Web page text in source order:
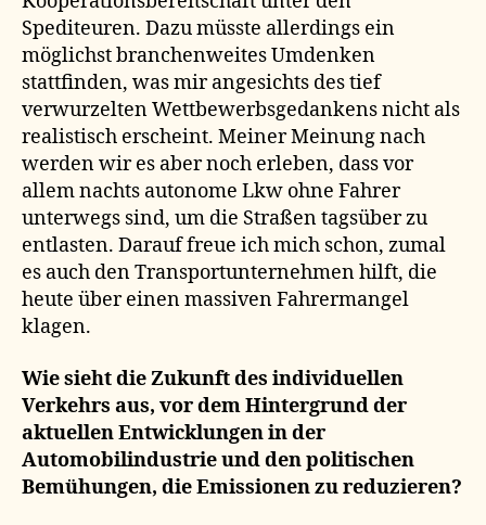
Spediteuren. Dazu müsste allerdings ein
möglichst branchenweites Umdenken
stattfinden, was mir angesichts des tief
verwurzelten Wettbewerbsgedankens nicht als
realistisch erscheint. Meiner Meinung nach
werden wir es aber noch erleben, dass vor
allem nachts autonome Lkw ohne Fahrer
unterwegs sind, um die Straßen tagsüber zu
entlasten. Darauf freue ich mich schon, zumal
es auch den Transportunternehmen hilft, die
heute über einen massiven Fahrermangel
klagen.
Wie sieht die Zukunft des individuellen
Verkehrs aus, vor dem Hintergrund der
aktuellen Entwicklungen in der
Automobilindustrie und den politischen
Bemühungen, die Emissionen zu reduzieren?